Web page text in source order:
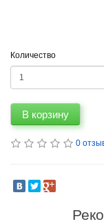
Количество
В корзину
0